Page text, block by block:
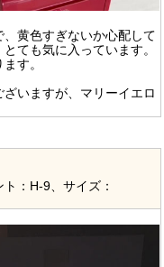
黄色すぎないか心配して
ても気に入っています。
す。
いますが、マリーイエロ
：H-9、サイズ：